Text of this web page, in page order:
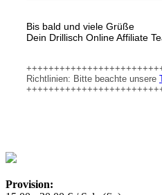
Bis bald und viele Grüße
Dein Drillisch Online Affiliate
Richtlinien: Bitte beachte unsere
Provision: